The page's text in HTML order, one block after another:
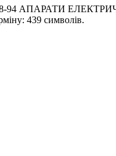
94 АПАРАТИ
439 символів.